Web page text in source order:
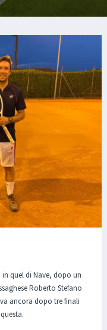
quel di Nave, dopo un
Roberto Stefano
ancora dopo tre finali